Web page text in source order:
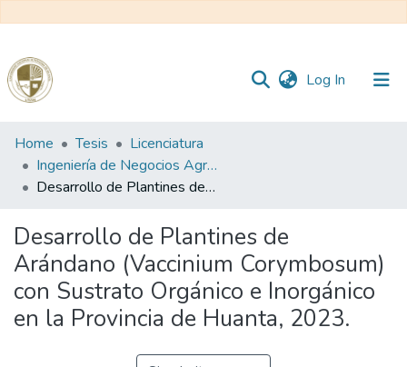
Log In (current)
Communities
&
Collections
Statistics
Reglamento
Home Tesis
Licenciatura
Ingeniería de Negocios Agronómicos y Forestales
Desarrollo de Plantines de Arándano (Vaccinium Corymbosum) con Sustrato Orgánico e Inorgánico en la Provincia de Huanta, 2023.
Desarrollo de Plantines de
Arándano (Vaccinium Corymbosum)
con Sustrato Orgánico e Inorgánico
en la Provincia de Huanta, 2023.